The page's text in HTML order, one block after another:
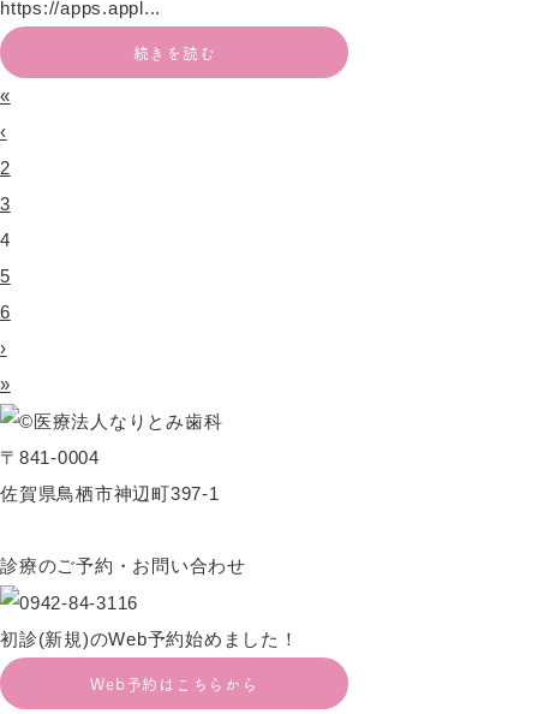
https://apps.appl...
続きを読む
«
‹
2
3
4
5
6
›
»
〒841-0004
佐賀県鳥栖市神辺町397-1
診療のご予約・お問い合わせ
初診(新規)のWeb予約始めました！
Web予約はこちらから